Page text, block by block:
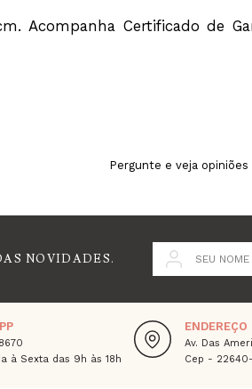
Acompanha Certificado de
Pergunte e veja
NOVIDADES. SEU NOME
à Sexta das 9h às 18h
ENDEREÇO
Av. Das
Cep -